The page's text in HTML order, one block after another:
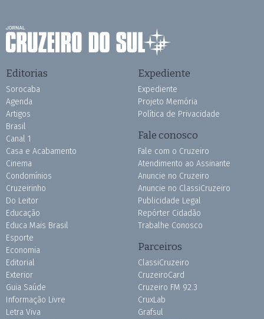
Editorias
Sorocaba
Agenda
Artigos
Brasil
Canal 1
Casa e Acabamento
Cinema
Condomínios
Cruzeirinho
Do Leitor
Educação
Educa Mais Brasil
Esporte
Economia
Editorial
Exterior
Guia Saúde
Informação Livre
Letra Viva
Expediente
Expediente
Projeto Memória
Política de Privacidade
Fale conosco
Fale com o Cruzeiro
Atendimento ao Assinante
Anuncie no Cruzeiro
Anuncie no ClassiCruzeiro
Publicidade Legal
Repórter Cidadão
Trabalhe Conosco
Parceiros
ClassiCruzeiro
CruzeiroCard
Cruzeiro FM 92.3
CruxLab
Grafsul